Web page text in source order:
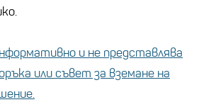
и не представлява
или съвет за вземане на